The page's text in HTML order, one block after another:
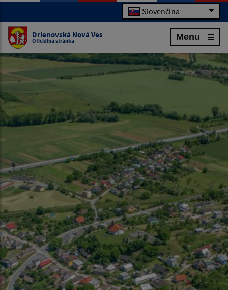
Slovenčina
Drienovská Nová Ves
Oficiálna stránka Menu